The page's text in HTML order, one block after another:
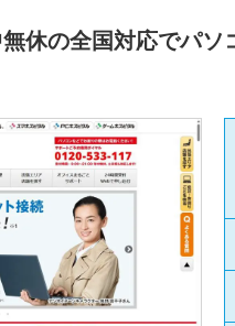
休の全国対応でパ